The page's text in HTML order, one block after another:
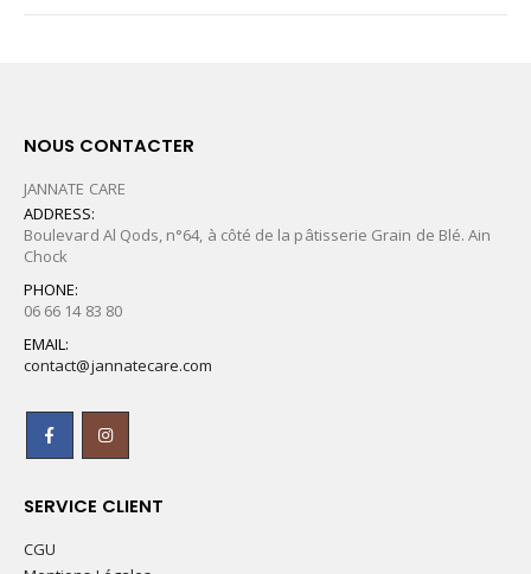
NOUS CONTACTER
JANNATE CARE
ADDRESS:
Boulevard Al Qods, n°64, à côté de la pâtisserie Grain de Blé. Ain
Chock
PHONE:
06 66 14 83 80
EMAIL:
contact@jannatecare.com
SERVICE CLIENT
CGU